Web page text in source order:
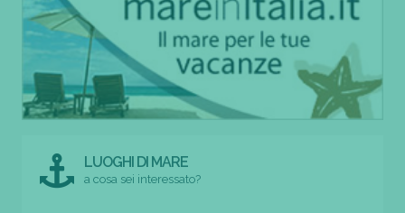
LUOGHI DI MARE
a cosa sei interessato?